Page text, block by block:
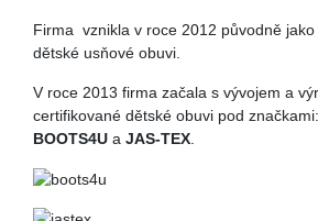
Firma vznikla v roce 2012 původně
dětské usňové obuvi.
V roce 2013 firma začala s vývojem a
certifikované dětské obuvi pod značkami:
BOOTS4U a JAS-TEX